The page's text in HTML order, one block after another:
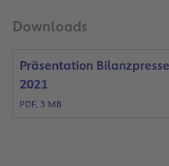
Downloads
Präsentation
2021
PDF, 3 MB